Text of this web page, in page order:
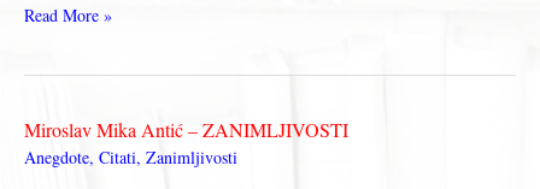
Mira
Antiću
Read More »
Miroslav Mika Antić – ZANIMLJIVOSTI
Anegdote, Citati, Zanimljivosti